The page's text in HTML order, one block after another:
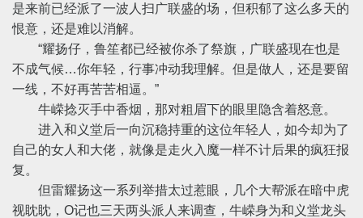
是来前已经派了一波人扫广联盛的场，但积郁了这么多天的
恨意，还是难以消解。
“耀扬仔，鲁笙都已经被你杀了祭旗，广联盛现在也是
不成气候…你年轻，行事冲动我理解。但是做人，还是要留
一线，不好再苦苦相逼。”
牛嵘捻灭手中香烟，那对粗眉下的眼里隐含着怒意。
进入和义堂后一向沉稳持重的这位年轻人，如今却为了
自己的女人和大佬，就像是走火入魔一样不计后果的疯狂报
复。
但雷耀扬这一系列举措太过惹眼，几个大帮派在暗中虎
视眈眈，O记也三天两头派人来调查，牛嵘身为和义堂龙头